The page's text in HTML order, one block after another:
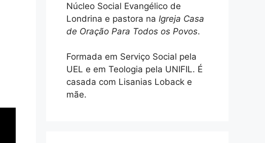
Núcleo Social Evangélico de
Londrina e pastora na Igreja Casa
de Oração Para Todos os Povos.
Formada em Serviço Social pela
UEL e em Teologia pela UNIFIL. É
casada com Lisanias Loback e
mãe.